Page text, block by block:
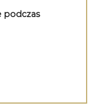
podczas